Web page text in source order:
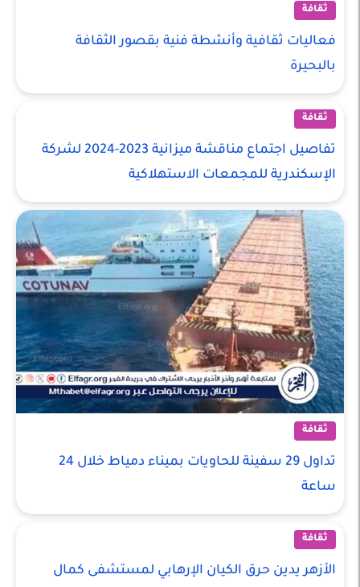
ثقافة
فعاليات ثقافية وأنشطة فنية بقصور الثقافة
بالبحيرة
ثقافة
تفاصيل اجتماع مناقشة ميزانية 2023-2024 لشركة
الإسكندرية للمجمعات الاستهلاكية
ثقافة
تداول 29 سفينة للحاويات بميناء دمياط خلال 24
ساعة
ثقافة
الأزهر يدين حرق الكيان الإرهابي لمستشفى كمال